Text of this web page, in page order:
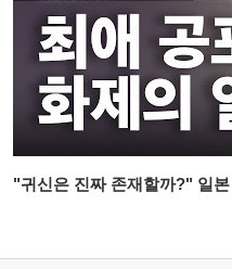
"귀신은 진짜 존재할까?" 일